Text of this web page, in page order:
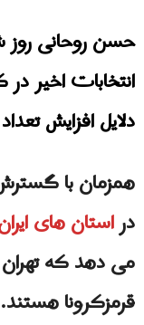
حسن روحانی روز
انتخابات اخیر
دلایل افزایش
همزمان با
دراستان های
قرمزكرونا هستند.